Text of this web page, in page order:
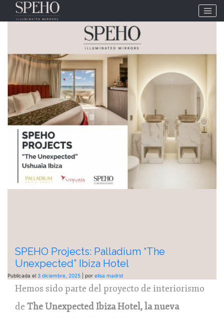
Etiqueta:
SPEHO Projects: Palladium “The
Unexpected” Ibiza Hotel
Publicada el 3 diciembre, 2025 por elisa madrid
Hemos sido parte del proyecto de interiorismo
de The Unexpected Ibiza Hotel, la nueva